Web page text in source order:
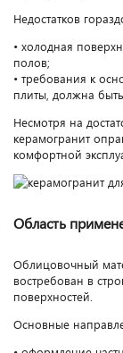
Недостатков
• холодная
полов;
• требования к
плиты, должна
Несмотря на
керамогранит
комфортной
Область
Облицовочный
востребован в
поверхностей.
Основные